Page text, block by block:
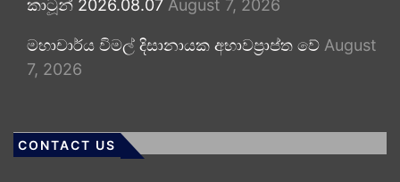
කාටූන් 2026.08.07 August 7, 2026
මහාචාර්ය විමල් දිසානායක අභාවප්‍රාප්ත වේ August
7, 2026
CONTACT US